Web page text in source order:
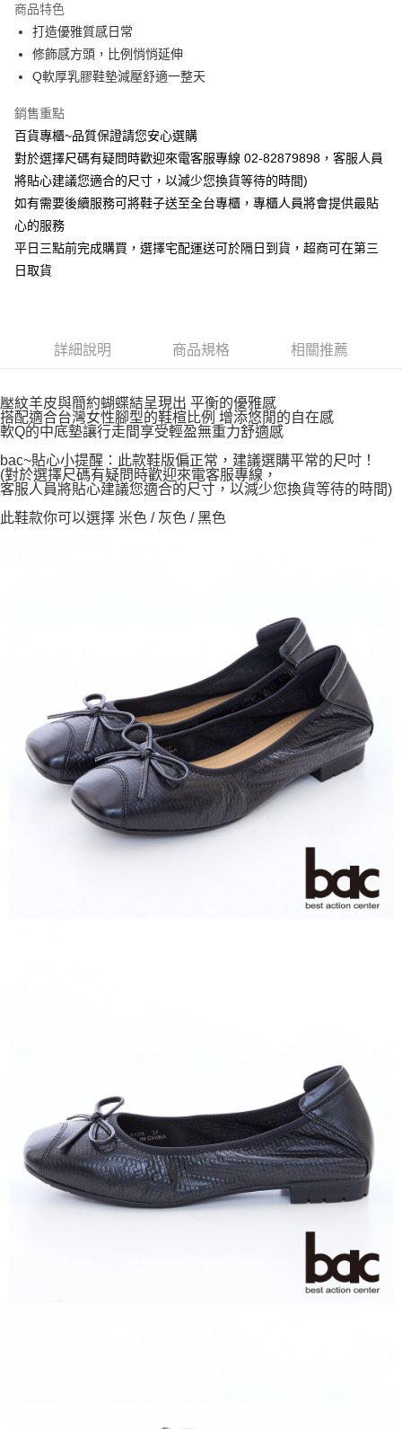
宅配
每筆NT$90，滿NT$1,000(含以上)免運費
商品特色
打造優雅質感日常
修飾感方頭，比例悄悄延伸
Q軟厚乳膠鞋墊減壓舒適一整天
銷售重點
百貨專櫃~品質保證請您安心選購
對於選擇尺碼有疑問時歡迎來電客服專線 02-82879898，客服人員
將貼心建議您適合的尺寸，以減少您換貨等待的時間)
如有需要後續服務可將鞋子送至全台專櫃，專櫃人員將會提供最貼
心的服務
平日三點前完成購買，選擇宅配運送可於隔日到貨，超商可在第三
日取貨
詳細說明 商品規格 相關推薦
壓紋羊皮與簡約蝴蝶結呈現出 平衡的優雅感
搭配適合台灣女性腳型的鞋楦比例 增添悠閒的自在感
軟Q的中底墊讓行走間享受輕盈無重力舒適感
bac~貼心小提醒：此款鞋版偏正常，建議選購平常的尺吋！
(對於選擇尺碼有疑問時歡迎來電客服專線，
客服人員將貼心建議您適合的尺寸，以減少您換貨等待的時間)
此鞋款你可以選擇 米色 / 灰色 / 黑色